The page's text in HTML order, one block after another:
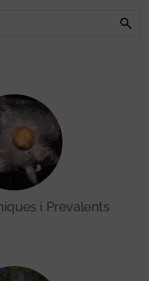
i Prevalents